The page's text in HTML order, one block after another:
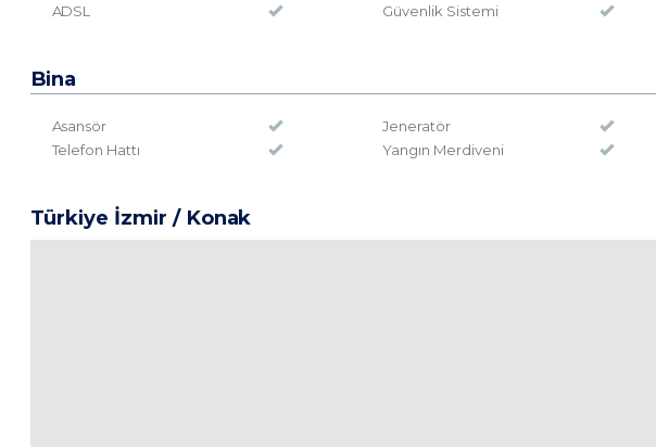
ADSL Güvenlik Sistemi
Bina
Asansör Jeneratör
Telefon Hattı
Yangın Merdiveni
Türkiye İzmir / Konak